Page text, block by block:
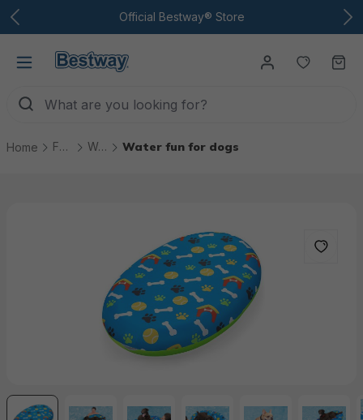
To the main contentOfficial Bestway® Store
You
Home Fun & games Water fun for dogs Water fun for dogs